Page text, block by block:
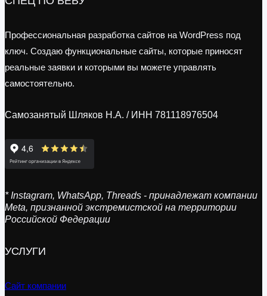
Профессиональная разработка сайтов на WordPress под
ключ. Создаю функциональные сайты, которые приносят
реальные заявки и которыми вы можете управлять
самостоятельно.
Самозанятый Шляков Н.А. / ИНН 781118976504
* Instagram, WhatsApp, Threads - принадлежат компании
Meta, признанной экстремистской на территории
Российской Федерации
УСЛУГИ
Сайт компании